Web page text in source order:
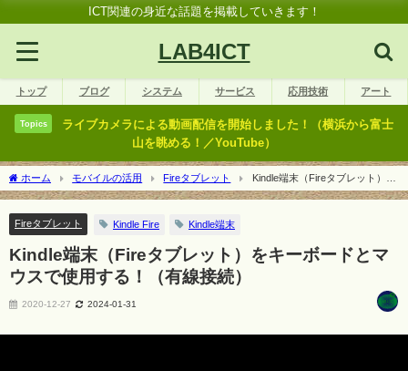
ICT関連の身近な話題を掲載していきます！
LAB4ICT
トップ ブログ システム サービス 応用技術 アート
Topics
ライブカメラによる動画配信を開始しました！（横浜から富士
山を眺める！／YouTube）
ホーム モバイルの活用 Fireタブレット
Kindle端末（Fireタブレット）を
キーボードとマウスで使用する！（有線接続）
Fireタブレット Kindle Fire Kindle端末
Kindle端末（Fireタブレット）をキーボードとマ
ウスで使用する！（有線接続）
2020-12-27 2024-01-31